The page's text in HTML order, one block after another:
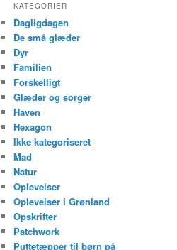
KATEGORIER
Dagligdagen
De små glæder
Dyr
Familien
Forskelligt
Glæder og sorger
Haven
Hexagon
Ikke kategoriseret
Mad
Natur
Oplevelser
Oplevelser i Grønland
Opskrifter
Patchwork
Puttetæpper til børn på